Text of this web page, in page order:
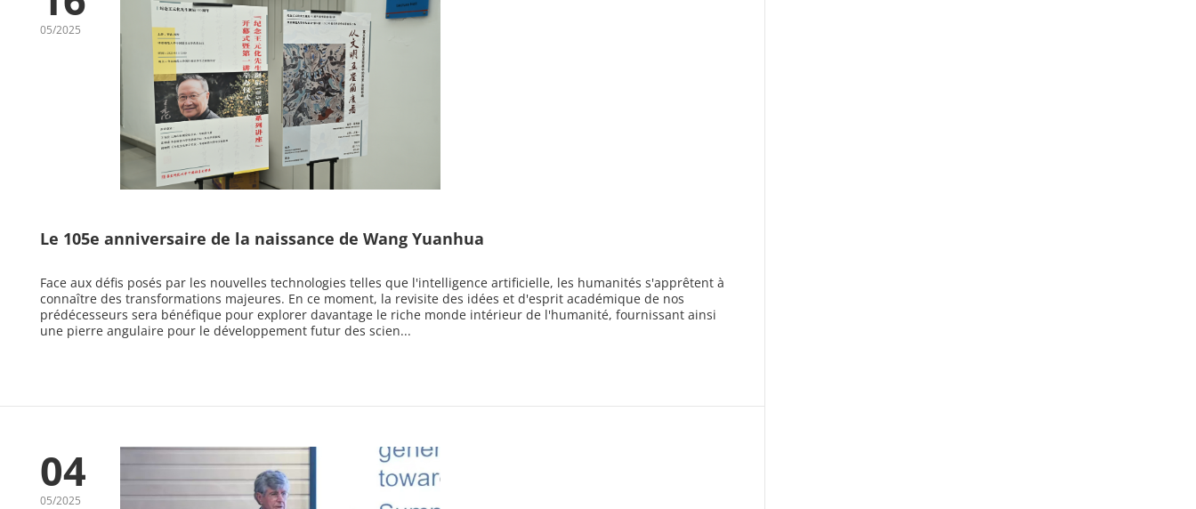
05/2025
Le 105e anniversaire de la naissance de Wang Yuanhua
Face aux défis posés par les nouvelles technologies telles que l'intelligence artificielle, les humanités s'apprêtent à
connaître des transformations majeures. En ce moment, la revisite des idées et d'esprit académique de nos
prédécesseurs sera bénéfique pour explorer davantage le riche monde intérieur de l'humanité, fournissant ainsi
une pierre angulaire pour le développement futur des scien...
04
05/2025